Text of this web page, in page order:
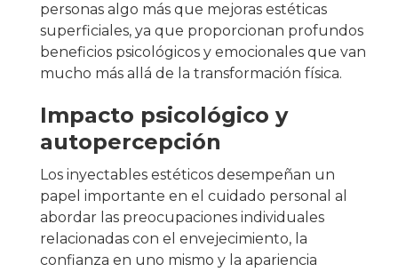
personas algo más que mejoras estéticas
superficiales, ya que proporcionan profundos
beneficios psicológicos y emocionales que van
mucho más allá de la transformación física.
Impacto psicológico y
autopercepción
Los inyectables estéticos desempeñan un
papel importante en el cuidado personal al
abordar las preocupaciones individuales
relacionadas con el envejecimiento, la
confianza en uno mismo y la apariencia